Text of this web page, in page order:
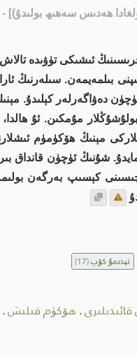
ھەدىس سەھىھ بولىدۇ)] -
ئىشىكى تۈۋىدە تالاش
بىلمەيمەن. سىلەرنىڭ
دەۋاگەرلەر كېلىدۇ. مېنىڭ
بولۇشۇڭلار مۇمكىن. ئۇ
مېنىڭ ھۆكۈمۈم
شۇنىڭ ئۈچۈن قانداق
كېسىپ بەرگەن
تېخىمۇ كۆپ(17)
. ھۆكۈم قىلىش.